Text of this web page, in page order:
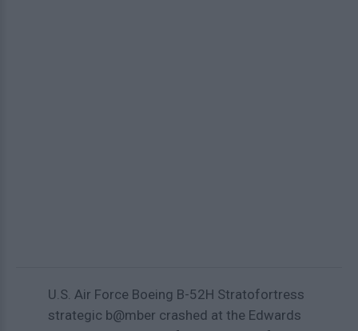
U.S. Air Force Boeing B-52H Stratofortress
strategic b@mber crashed at the Edwards